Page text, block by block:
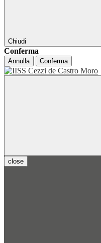
Chiudi
Conferma
Annulla Conferma
close